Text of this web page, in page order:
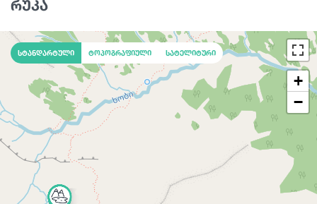
რუკა
+
−
სტანდარტული ტოპოგრაფიული სატელიტური